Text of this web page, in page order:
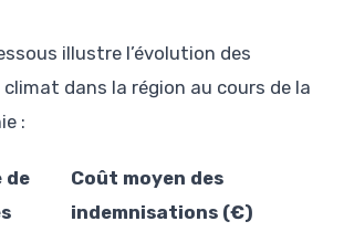
illustre l’évolution des
dans la région au cours de la
:
de
Coût moyen des
indemnisations (€)